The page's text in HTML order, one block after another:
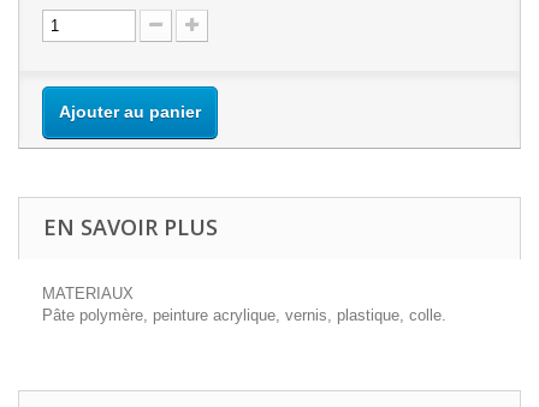
Ajouter au panier
EN SAVOIR PLUS
MATERIAUX
Pâte polymère, peinture acrylique, vernis, plastique, colle.